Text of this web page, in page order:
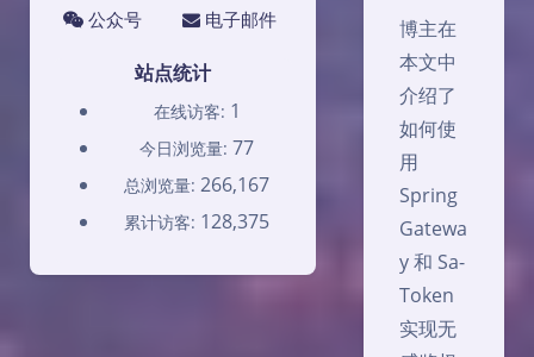
公众号
电子邮件
站点统计
在线访客: 1
今日浏览量: 77
总浏览量: 266,167
累计访客: 128,375
博主在
本文中
介绍了
如何使
用
Spring
Gatewa
y 和 Sa-
Token
实现无